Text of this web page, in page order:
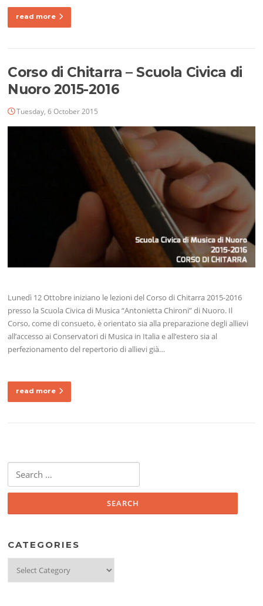
read more
Corso di Chitarra – Scuola Civica di
Nuoro 2015-2016
Tuesday, 6 October 2015
Lunedì 12 Ottobre iniziano le lezioni del Corso di Chitarra 2015-2016
presso la Scuola Civica di Musica “Antonietta Chironi” di Nuoro. Il
Corso, come di consueto, è orientato sia alla preparazione degli allievi
all’accesso ai Conservatori di Musica in Italia e all’estero sia al
perfezionamento del repertorio di allievi già…
read more
for:
CATEGORIES